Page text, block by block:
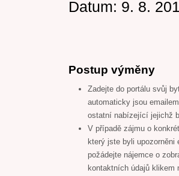
Datum: 9. 8.
Postup výměny
Zadejte do portálu svůj
automaticky jsou
ostatní nabízející jejichž
V případě zájmu o
který jste byli upozorněni
požádejte nájemce o
kontaktních údajů klikem